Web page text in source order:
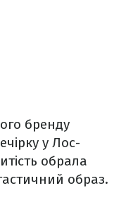
бренду
у Лос-
обрала
образ.